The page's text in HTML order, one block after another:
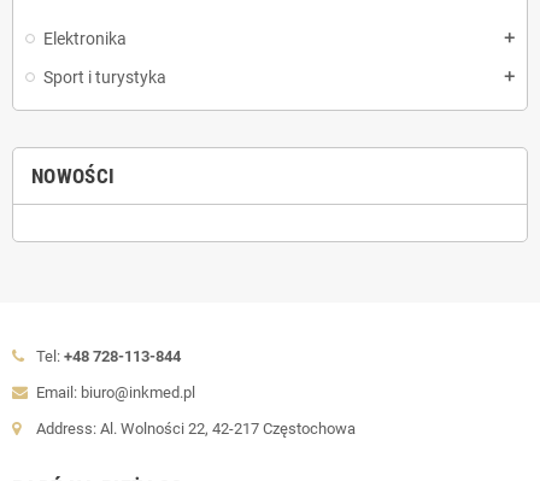
Elektronika add
Sport i turystyka add
NOWOŚCI
Tel: +48 728-113-844
Email: biuro@inkmed.pl
Address: Al. Wolności 22, 42-217 Częstochowa